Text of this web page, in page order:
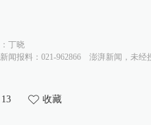
丁晓
闻报料：021-962866
澎湃新闻，未经
13 收藏